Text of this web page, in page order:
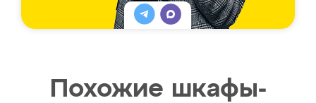
Похожие шкафы-